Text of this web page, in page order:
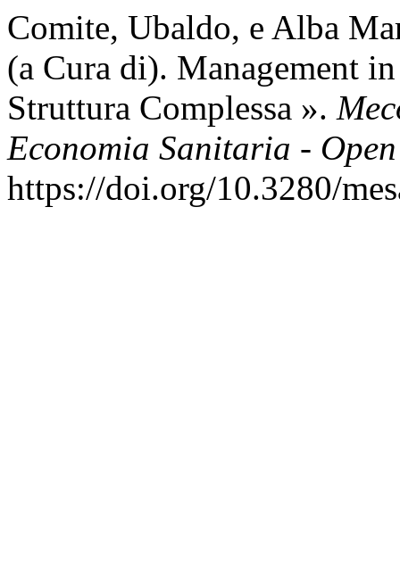
Comite, Ubaldo, e Alba
(a Cura di). Management
Struttura Complessa ».
Economia Sanitaria - Open
https://doi.org/10.3280/